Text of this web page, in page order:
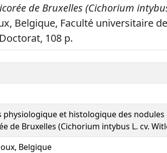
de Bruxelles (Cichorium
Belgique, Faculté universitaire
108 p.
physiologique et histologique des
de Bruxelles (Cichorium intybus L. cv.
Belgique